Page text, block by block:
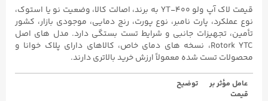
قیمت لاک آپ ولو YT-۴۰۰ به برند، اصالت کالا، وضعیت نو یا استوک،
نوع عملکرد، پارت نامبر، نوع پورت، رنج دمایی، موجودی بازار، کشور
تأمین، تجهیزات جانبی و شرایط تست بستگی دارد. مدل های اصل
Rotork YTC، نسخه های دمای خاص، کالاهای دارای پلاک خوانا و
محصولات تست شده معمولاً ارزش خرید بالاتری دارند.
عامل مؤثر بر
قیمت
توضیح